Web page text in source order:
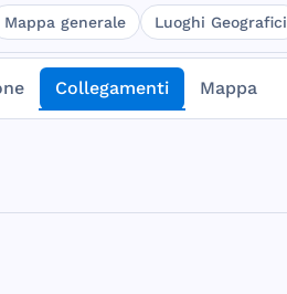
Mappa generale Luoghi Geografici
Collegamenti Mappa